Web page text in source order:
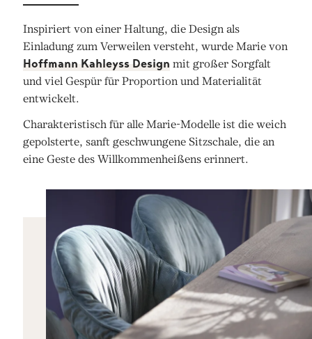
Inspiriert von einer Haltung, die Design als
Einladung zum Verweilen versteht, wurde Marie von
Hoffmann Kahleyss Design mit großer Sorgfalt
und viel Gespür für Proportion und Materialität
entwickelt.
Charakteristisch für alle Marie-Modelle ist die weich
gepolsterte, sanft geschwungene Sitzschale, die an
eine Geste des Willkommenheißens erinnert.